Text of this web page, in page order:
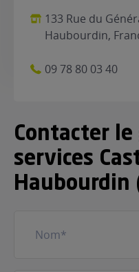
133 Rue du
Haubourdin,
09 78 80 03 40
Contacter le
services
Haubourdin